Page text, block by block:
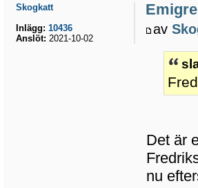
av
Det är
nu
Skogkatt
Inlägg: 10436
Anslöt: 2021-10-02